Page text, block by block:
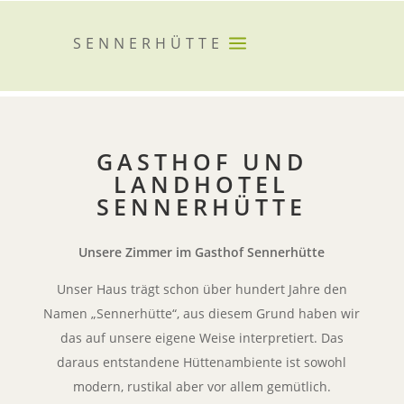
SENNERHÜTTE a
GASTHOF UND
LANDHOTEL
SENNERHÜTTE
Unsere Zimmer im Gasthof Sennerhütte
Unser Haus trägt schon über hundert Jahre den
Namen „Sennerhütte“, aus diesem Grund haben wir
das auf unsere eigene Weise interpretiert. Das
daraus entstandene Hüttenambiente ist sowohl
modern, rustikal aber vor allem gemütlich.